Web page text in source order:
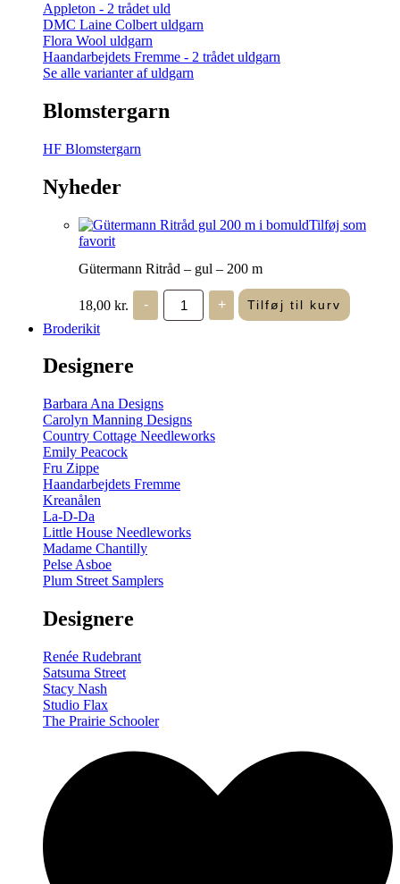
Appleton - 2 trådet uld
DMC Laine Colbert uldgarn
Flora Wool uldgarn
Haandarbejdets Fremme - 2 trådet uldgarn
Se alle varianter af uldgarn
Blomstergarn
HF Blomstergarn
Nyheder
Tilføj som
favorit
Gütermann Ritråd – gul – 200 m
18,00 kr. -
Gütermann
Ritråd
-
+ Tilføj til kurv
Broderikit
Designere
Barbara Ana Designs
Carolyn Manning Designs
Country Cottage Needleworks
Emily Peacock
Fru Zippe
Haandarbejdets Fremme
Kreanålen
La-D-Da
Little House Needleworks
Madame Chantilly
Pelse Asboe
Plum Street Samplers
Designere
Renée Rudebrant
Satsuma Street
Stacy Nash
Studio Flax
The Prairie Schooler